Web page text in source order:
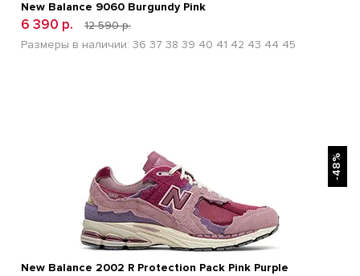
New Balance 9060 Burgundy Pink
6 390 р.
12 590 р.
Размеры в наличии: 36 37 38 39 40 41 42 43 44 45
-48%
New Balance 2002 R Protection Pack Pink Purple